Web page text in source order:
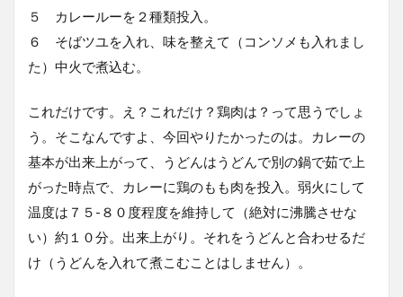
５ カレールーを２種類投入。
６ そばツユを入れ、味を整えて（コンソメも入れまし
た）中火で煮込む。
これだけです。え？これだけ？鶏肉は？って思うでしょ
う。そこなんですよ、今回やりたかったのは。カレーの
基本が出来上がって、うどんはうどんで別の鍋で茹で上
がった時点で、カレーに鶏のもも肉を投入。弱火にして
温度は７５-８０度程度を維持して（絶対に沸騰させな
い）約１０分。出来上がり。それをうどんと合わせるだ
け（うどんを入れて煮こむことはしません）。